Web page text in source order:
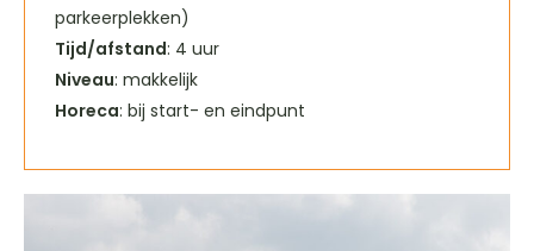
parkeerplekken)
Tijd/afstand: 4 uur
Niveau: makkelijk
Horeca: bij start- en eindpunt